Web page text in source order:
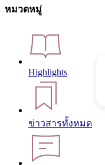
หมวดหมู่
Highlights
ข่าวสารทั้งหมด